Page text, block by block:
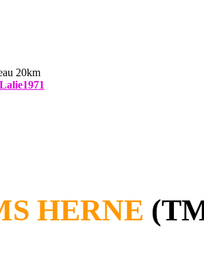
20km
Lalie1971
HERNE